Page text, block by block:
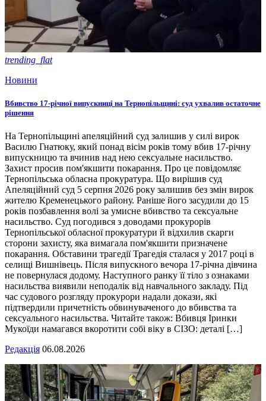
trending_flat
Новини
Вбивство 17-річної випускниці на Тернопільщині: суд ухвалив остаточне
рішення
На Тернопільщині апеляційний суд залишив у силі вирок
Василю Гнатюку, який понад вісім років тому вбив 17-річну
випускницю та вчинив над нею сексуальне насильство.
Захист просив пом'якшити покарання. Про це повідомляє
Тернопільська обласна прокуратура. Що вирішив суд
Апеляційний суд 5 серпня 2026 року залишив без змін вирок
жителю Кременецького району. Раніше його засудили до 15
років позбавлення волі за умисне вбивство та сексуальне
насильство. Суд погодився з доводами прокурорів
Тернопільської обласної прокуратури й відхилив скарги
сторони захисту, яка вимагала пом'якшити призначене
покарання. Обставини трагедії Трагедія сталася у 2017 році в
селищі Вишнівець. Після випускного вечора 17-річна дівчина
не повернулася додому. Наступного ранку її тіло з ознаками
насильства виявили неподалік від навчального закладу. Під
час судового розгляду прокурори надали докази, які
підтвердили причетність обвинуваченого до вбивства та
сексуального насильства. Читайте також: Вбивця Іринки
Мукоїди намагався вкоротити собі віку в СІЗО: деталі […]
Редакція 06.08.2026